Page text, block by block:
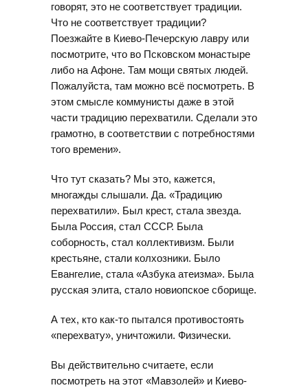
говорят, это не соответствует традиции.
Что не соответствует традиции?
Поезжайте в Киево-Печерскую лавру или
посмотрите, что во Псковском монастыре
либо на Афоне. Там мощи святых людей.
Пожалуйста, там можно всё посмотреть. В
этом смысле коммунисты даже в этой
части традицию перехватили. Сделали это
грамотно, в соответствии с потребностями
того времени».
Что тут сказать? Мы это, кажется,
многажды слышали. Да. «Традицию
перехватили». Был крест, стала звезда.
Была Россия, стал СССР. Была
соборность, стал коллективизм. Были
крестьяне, стали колхозники. Было
Евангелие, стала «Азбука атеизма». Была
русская элита, стало новиопское сборище.
А тех, кто как-то пытался противостоять
«перехвату», уничтожили. Физически.
Вы действительно считаете, если
посмотреть на этот «Мавзолей» и Киево-